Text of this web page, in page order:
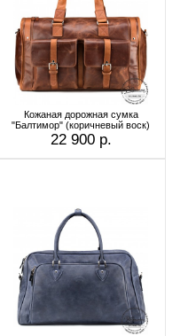
Кожаная дорожная сумка
"Балтимор" (коричневый воск)
22 900 р.